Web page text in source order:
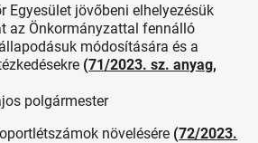
Egyesület jövőbeni elhelyezésük
az Önkormányzattal fennálló
módosítására és a
(71/2023. sz. anyag,
polgármester
növelésére (72/2023.